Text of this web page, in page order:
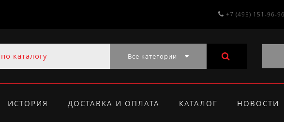
+7 (495) 151-96-96
Все категории
ИСТОРИЯ ДОСТАВКА И ОПЛАТА КАТАЛОГ НОВОСТИ